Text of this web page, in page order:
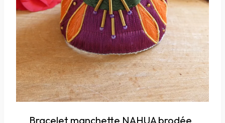
Bracelet manchette NAHUA brodée